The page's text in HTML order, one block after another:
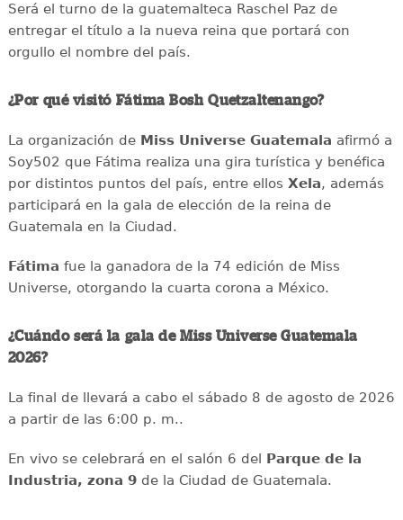
Será el turno de la guatemalteca Raschel Paz de
entregar el título a la nueva reina que portará con
orgullo el nombre del país.
¿Por qué visitó Fátima Bosh Quetzaltenango?
La organización de Miss Universe Guatemala afirmó a
Soy502 que Fátima realiza una gira turística y benéfica
por distintos puntos del país, entre ellos Xela, además
participará en la gala de elección de la reina de
Guatemala en la Ciudad.
Fátima fue la ganadora de la 74 edición de Miss
Universe, otorgando la cuarta corona a México.
¿Cuándo será la gala de Miss Universe Guatemala
2026?
La final de llevará a cabo el sábado 8 de agosto de 2026
a partir de las 6:00 p. m..
En vivo se celebrará en el salón 6 del Parque de la
Industria, zona 9de la Ciudad de Guatemala.